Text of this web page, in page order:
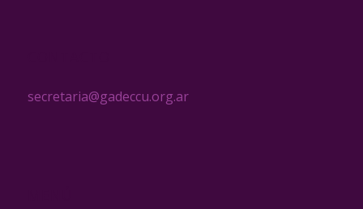
secretaria@gadeccu.org.ar